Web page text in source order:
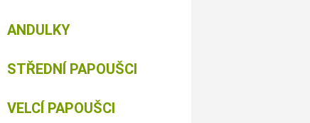
ANDULKY
STŘEDNÍ PAPOUŠCI
VELCÍ PAPOUŠCI